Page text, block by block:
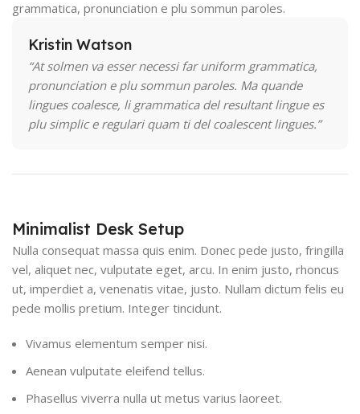
grammatica, pronunciation e plu sommun paroles.
Kristin Watson
“At solmen va esser necessi far uniform grammatica,
pronunciation e plu sommun paroles. Ma quande
lingues coalesce, li grammatica del resultant lingue es
plu simplic e regulari quam ti del coalescent lingues.”
Minimalist Desk Setup
Nulla consequat massa quis enim. Donec pede justo, fringilla
vel, aliquet nec, vulputate eget, arcu. In enim justo, rhoncus
ut, imperdiet a, venenatis vitae, justo. Nullam dictum felis eu
pede mollis pretium. Integer tincidunt.
Vivamus elementum semper nisi.
Aenean vulputate eleifend tellus.
Phasellus viverra nulla ut metus varius laoreet.